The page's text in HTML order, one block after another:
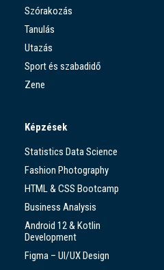
Szórakozás
Tanulás
Utazás
Sport és szabadidő
Zene
Képzések
Statistics Data Science
Fashion Photography
HTML & CSS Bootcamp
Business Analysis
Android 12 & Kotlin
Development
Figma – UI/UX Design